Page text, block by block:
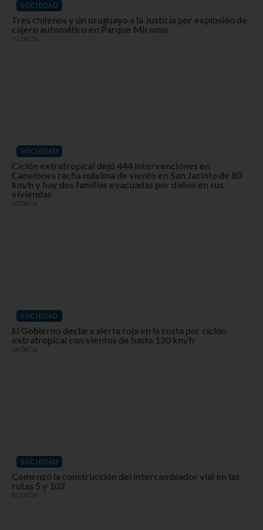
SOCIEDAD
Tres chilenos y un uruguayo a la Justicia por explosión de
cajero automático en Parque Miramar
07/08/26
SOCIEDAD
Ciclón extratropical dejó 444 intervenciones en
Canelones racha máxima de viento en San Jacinto de 80
km/h y hay dos familias evacuadas por daños en sus
viviendas
07/08/26
SOCIEDAD
El Gobierno declara alerta roja en la costa por ciclón
extratropical con vientos de hasta 120 km/h
06/08/26
SOCIEDAD
Comenzó la construcción del intercambiador vial en las
rutas 5 y 102
05/08/26